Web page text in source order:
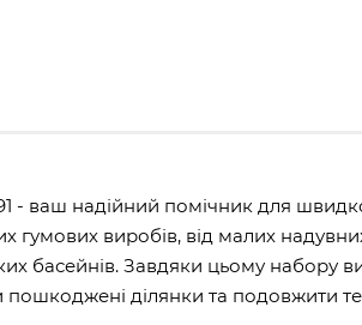
- ваш надійний помічник для
гумових виробів, від малих
басейнів. Завдяки цьому набору
пошкоджені ділянки та подовжити